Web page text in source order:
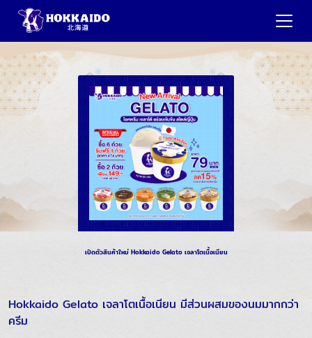
เปิดตัวสินค้าใหม่ Hokkaido Gelato เจลาโตเนื้อเนียน
Hokkaido Gelato เจลาโตเนื้อเนียน มีส่วนผสมของนมมากกว่า
ครีม